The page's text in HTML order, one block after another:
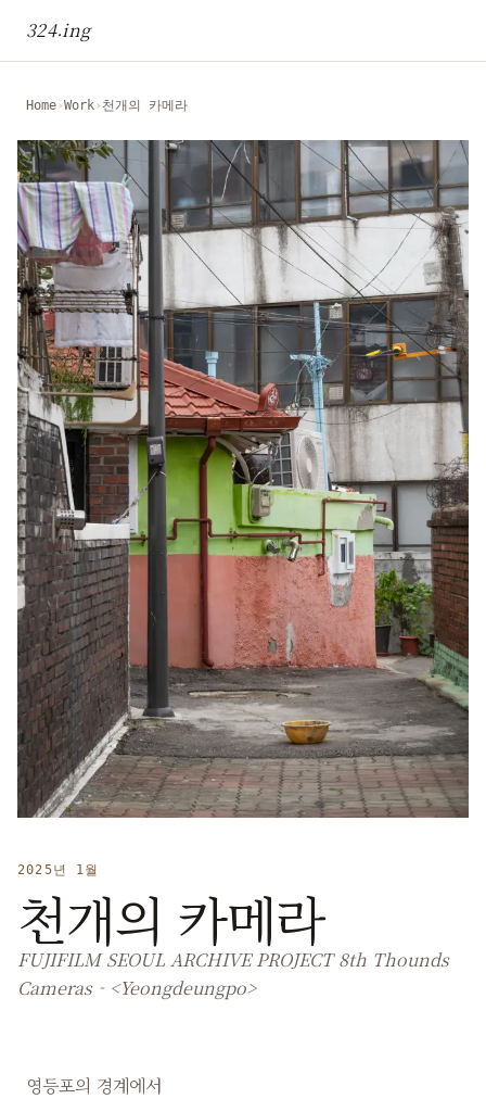
324.ing
Home›Work› 천개의 카메라
2025년 1월
천개의 카메라
FUJIFILM SEOUL ARCHIVE PROJECT 8th Thounds
Cameras - <Yeongdeungpo>
영등포의 경계에서